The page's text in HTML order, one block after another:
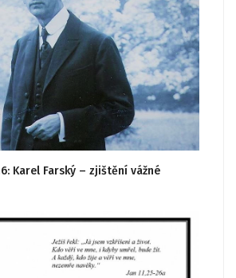
Karel Farský – zjištění vážné